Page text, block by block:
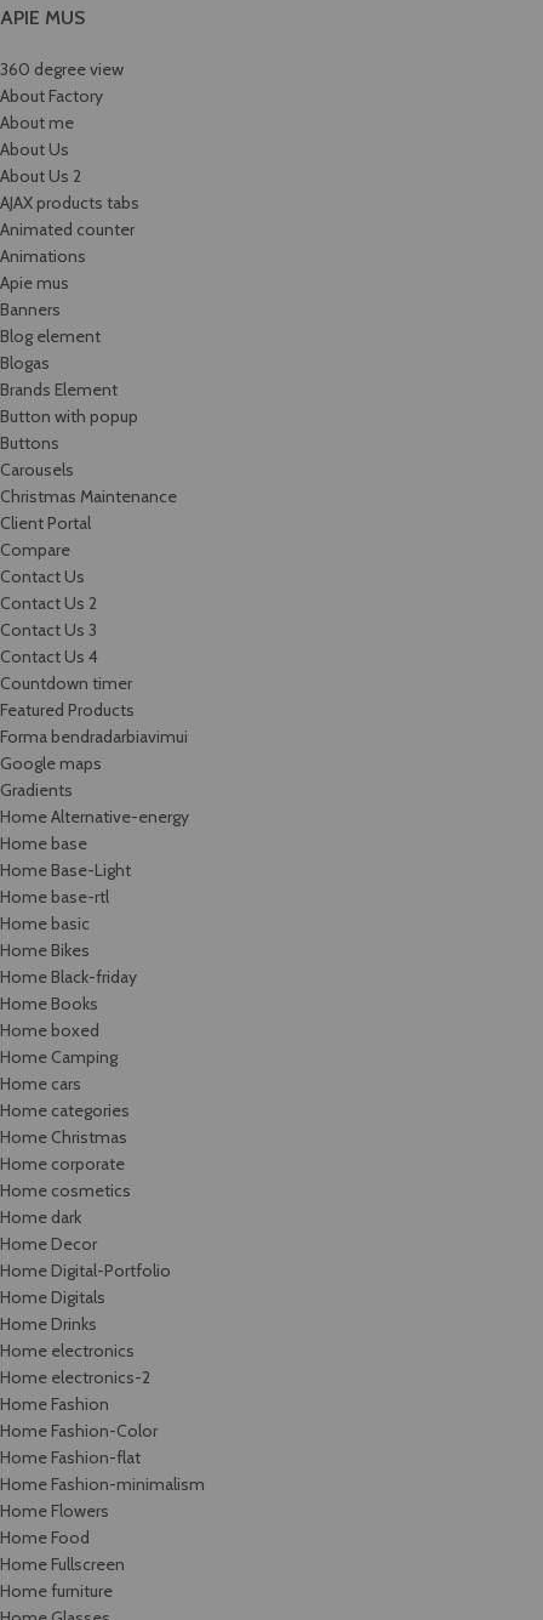
APIE MUS
360 degree view
About Factory
About me
About Us
About Us 2
AJAX products tabs
Animated counter
Animations
Apie mus
Banners
Blog element
Blogas
Brands Element
Button with popup
Buttons
Carousels
Christmas Maintenance
Client Portal
Compare
Contact Us
Contact Us 2
Contact Us 3
Contact Us 4
Countdown timer
Featured Products
Forma bendradarbiavimui
Google maps
Gradients
Home Alternative-energy
Home base
Home Base-Light
Home base-rtl
Home basic
Home Bikes
Home Black-friday
Home Books
Home boxed
Home Camping
Home cars
Home categories
Home Christmas
Home corporate
Home cosmetics
Home dark
Home Decor
Home Digital-Portfolio
Home Digitals
Home Drinks
Home electronics
Home electronics-2
Home Fashion
Home Fashion-Color
Home Fashion-flat
Home Fashion-minimalism
Home Flowers
Home Food
Home Fullscreen
Home furniture